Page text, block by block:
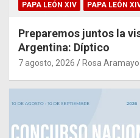
PAPA LEÓN XIV PAPA LEÓN
Preparemos juntos la
Argentina: Díptico
7 agosto, 2026 Rosa Aramayo